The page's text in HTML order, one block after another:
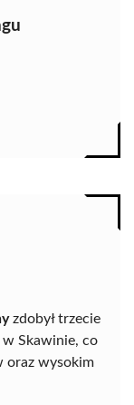
zdobył trzecie
Skawinie, co
oraz wysokim